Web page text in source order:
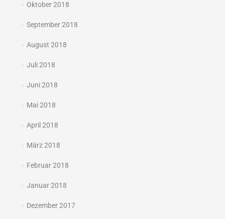
Oktober 2018
September 2018
August 2018
Juli 2018
Juni 2018
Mai 2018
April 2018
März 2018
Februar 2018
Januar 2018
Dezember 2017